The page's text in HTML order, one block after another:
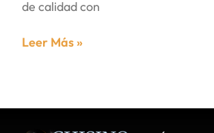
de calidad con
Leer Más »